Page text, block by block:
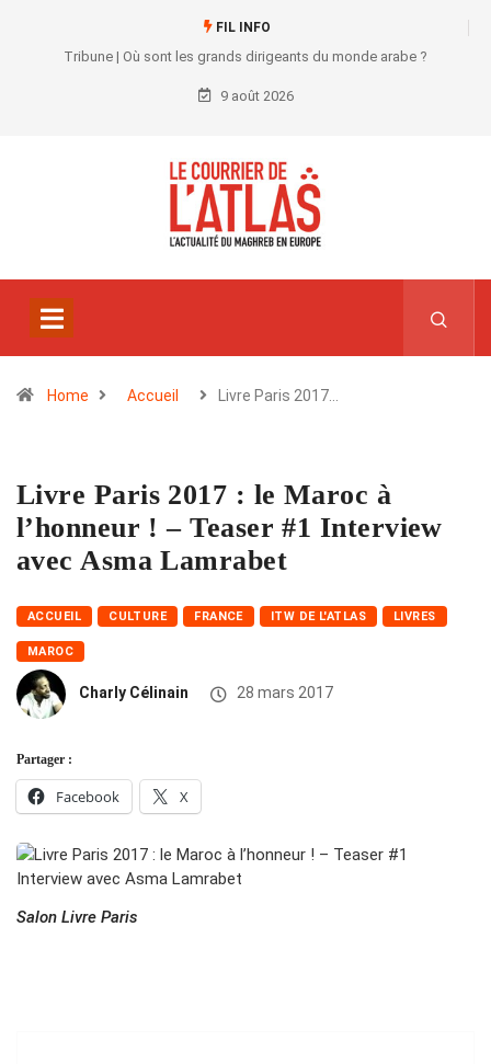
FIL INFO
Tribune | Où sont les grands dirigeants du monde arabe ?
9 août 2026
Home Accueil Livre Paris 2017…
Livre Paris 2017 : le Maroc à
l’honneur ! – Teaser #1 Interview
avec Asma Lamrabet
ACCUEIL CULTURE FRANCE ITW DE L'ATLAS LIVRES
MAROC
Charly Célinain 28 mars 2017
Partager :
Facebook X
Salon Livre Paris